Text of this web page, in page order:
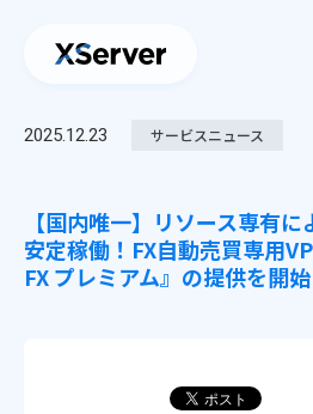
2025.12.23 サービスニュース
【国内唯一】リソース専有
安定稼働！FX自動売買専用
FX プレミアム』の提供を開始